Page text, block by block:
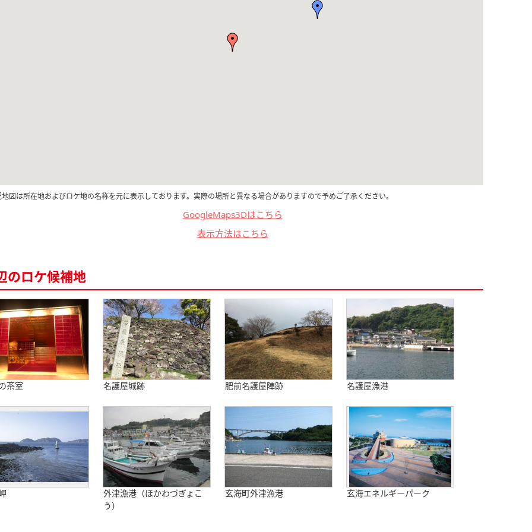
図は所在地およびロケ地の名称を元に表示しております。実際の場所と異なる場合がありますので予めご了承ください。
GoogleMaps3Dはこちら
表示方法はこちら
のロケ候補地
茶室 名護屋城跡 肥前名護屋陣跡 名護屋漁港
外津漁港（ほかわづぎょこ
う）
玄海町外津漁港 玄海エネルギーパーク